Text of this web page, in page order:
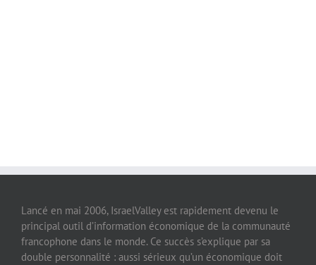
Lancé en mai 2006, IsraelValley est rapidement devenu le
principal outil d’information économique de la communauté
francophone dans le monde. Ce succès s’explique par sa
double personnalité : aussi sérieux qu’un économique doit